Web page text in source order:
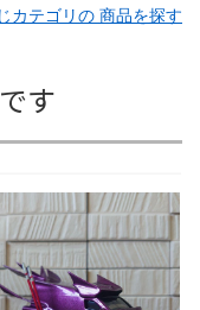
カテゴリの 商品を探す
す